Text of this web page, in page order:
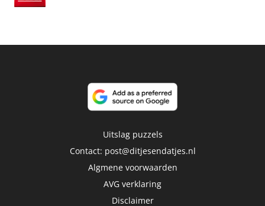
Uitslag puzzels
Contact: post@ditjesendatjes.nl
Algmene voorwaarden
AVG verklaring
Disclaimer